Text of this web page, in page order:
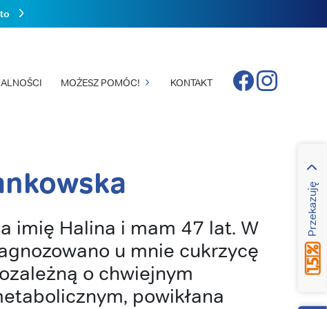
MOŻESZ POMÓC! KONTAKT
Przekazuję
FacebookInstagram
imię Halina i mam 47 lat. W
u mnie cukrzycę
o chwiejnym
powikłana